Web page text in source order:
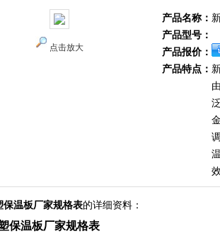
点击放大
产品名称：
产品型号：
产品报价：
产品特点：
保温板厂家规格表的详细资料：
保温板厂家规格表